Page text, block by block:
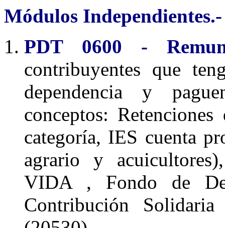
Módulos Independientes.-
PDT 0600 -
contribuyentes que
dependencia y
conceptos:
categoría, IES cuenta
agrario y
VIDA , Fondo de
Contribución